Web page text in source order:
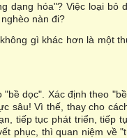
dạng hóa"? Việc loại bỏ
nàn đi?
gì khác hơn là một
dọc". Xác định theo
sâu! Vì thế, thay cho
tiếp tục phát triển, tiếp
phục, thì quan niệm về